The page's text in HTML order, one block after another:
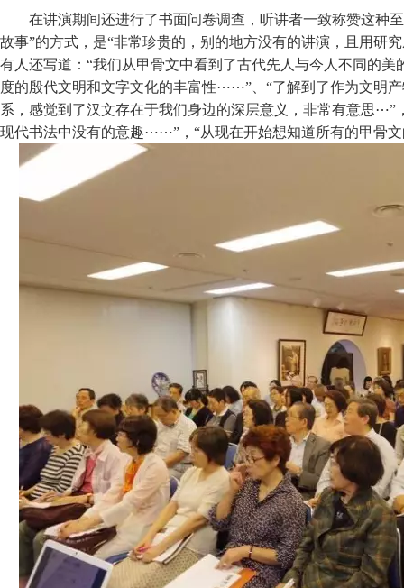
在讲演期间还进行了书面问卷调查，听讲者一致称赞这种至
故事”的方式，是“非常珍贵的，别的地方没有的讲演，且用研
有人还写道：“我们从甲骨文中看到了古代先人与今人不同的
度的殷代文明和文字文化的丰富性⋯⋯”、“了解到了作为文明
系，感觉到了汉文存在于我们身边的深层意义，非常有意思⋯”
现代书法中没有的意趣⋯⋯”，“从现在开始想知道所有的甲骨文